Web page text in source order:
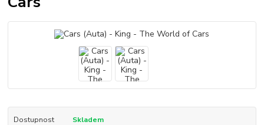
Dostupnost Skladem